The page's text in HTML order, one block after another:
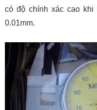
có độ chính xác cao
0.01mm.